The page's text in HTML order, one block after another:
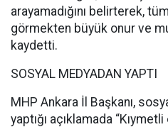
arayamadığını belirterek,
görmekten büyük onur ve
kaydetti.
SOSYAL MEDYADAN YAPTI
MHP Ankara İl Başkanı,
yaptığı açıklamada